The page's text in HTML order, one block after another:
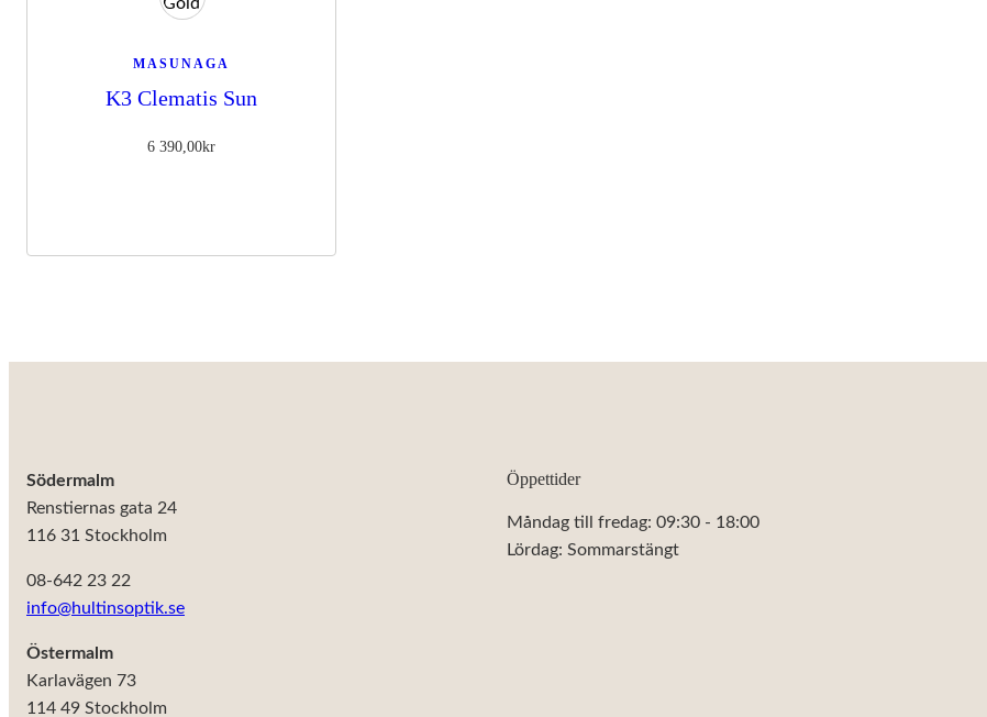
MASUNAGA
K3 Clematis Sun
6 390,00kr
Södermalm
Renstiernas gata 24
116 31 Stockholm
08-642 23 22
info@hultinsoptik.se
Östermalm
Karlavägen 73
114 49 Stockholm
Öppettider
Måndag till fredag: 09:30 - 18:00
Lördag: Sommarstängt
hemsidans
funktionalitet
och
baserat på
hur
hemsidan
Upplevelse